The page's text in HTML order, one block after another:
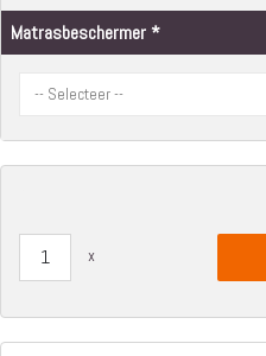
Hondenmanden
Actie
Matrasbeschermer